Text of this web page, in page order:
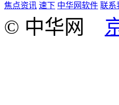
焦点资讯 速下 中华网软件 联系
© 中华网